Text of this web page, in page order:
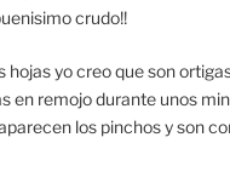
crudo!!
hojas yo creo que son
en remojo durante unos
los pinchos y son